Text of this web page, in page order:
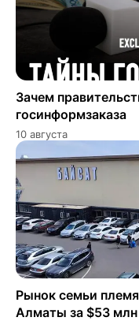
Зачем
госинформзаказа
10 августа
Рынок семьи
Алматы за $53 млн